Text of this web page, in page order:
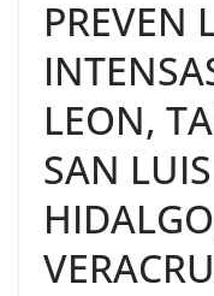
PREVEN
LEON,
SAN